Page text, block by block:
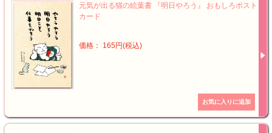
元気が出る猫の絵葉書 『明日やろう』 おもしろポスト
カード
価格： 165円(税込)